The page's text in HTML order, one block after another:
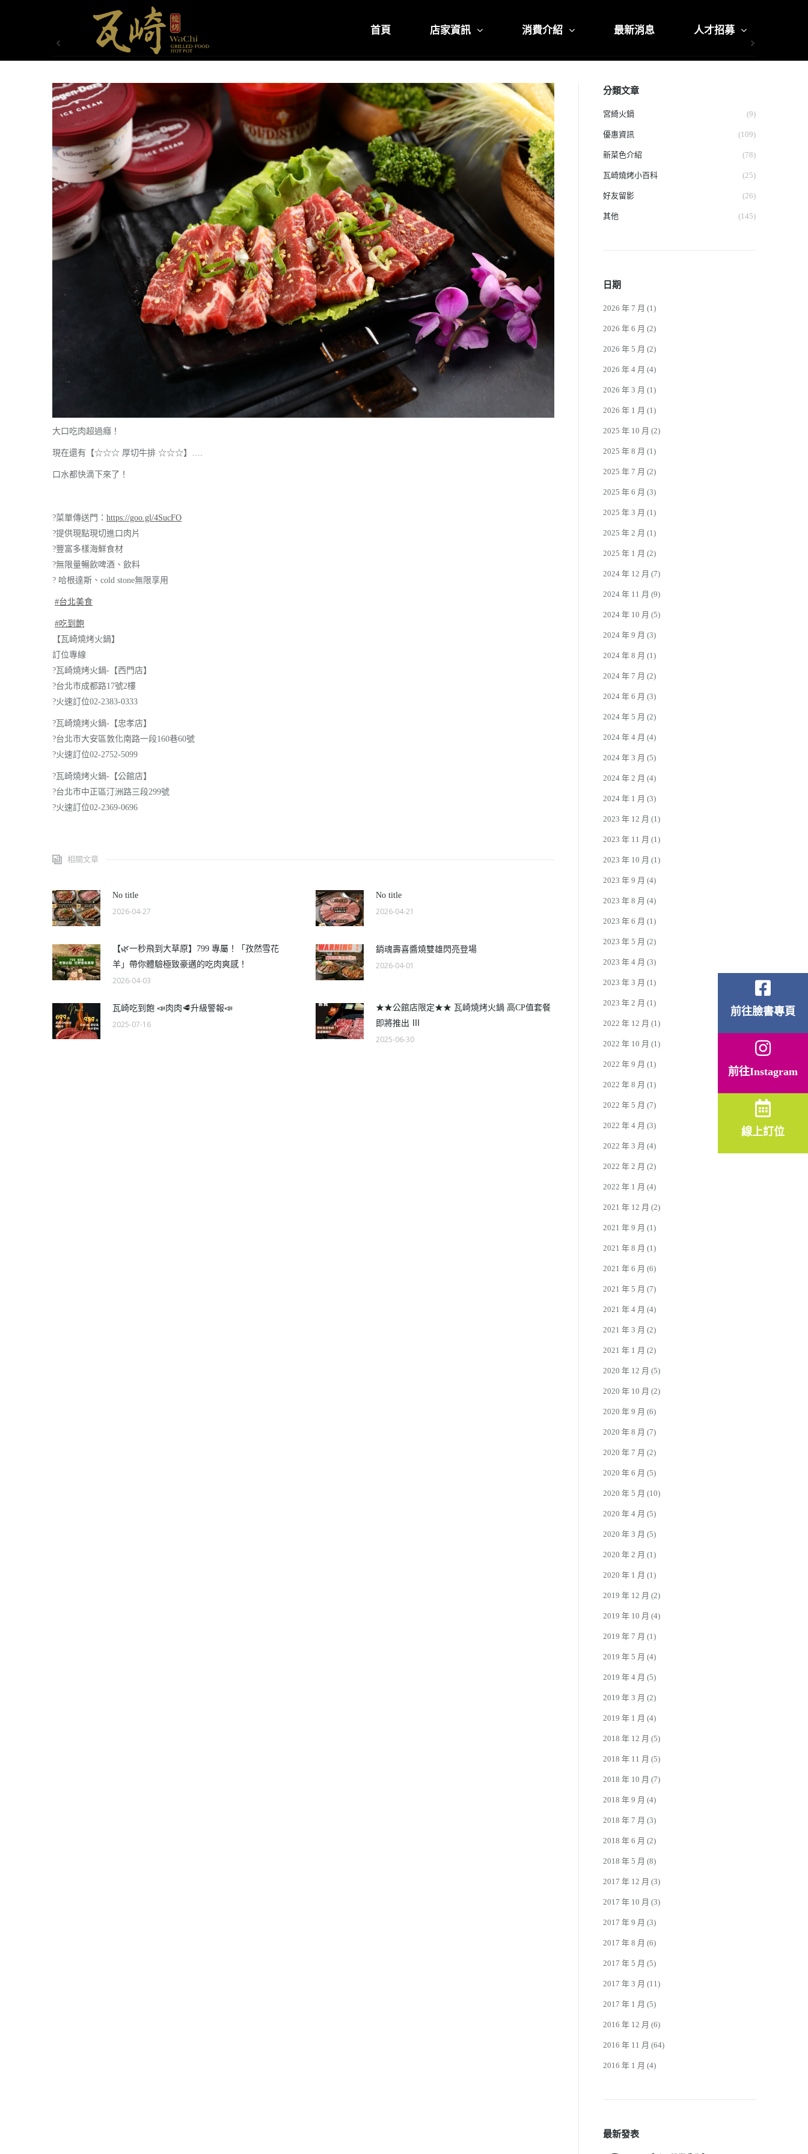
首頁 店家資訊 消費介紹 最新消息 人才招募
大口吃肉超過癮！
現在還有【☆☆☆ 厚切牛排 ☆☆☆】….
口水都快滴下來了！
?菜單傳送門： https://goo.gl/4SucFO
?提供現點現切進口肉片
?豐富多樣海鮮食材
?無限量暢飲啤酒、飲料
? 哈根達斯、cold stone無限享用
#台北美食
#吃到飽
【瓦崎燒烤火鍋】
訂位專線
?瓦崎燒烤火鍋-【西門店】
?台北市成都路17號2樓
?火速訂位02-2383-0333
?瓦崎燒烤火鍋-【忠孝店】
?台北市大安區敦化南路一段160巷60號
?火速訂位02-2752-5099
?瓦崎燒烤火鍋-【公館店】
?台北市中正區汀洲路三段299號
?火速訂位02-2369-0696
相關文章
No title
2026-04-27
No title
2026-04-21
【🌿一秒飛到大草原】799 專屬！「孜然雪花
羊」帶你體驗極致豪邁的吃肉爽感！
2026-04-03
銷魂壽喜醬燒雙雄閃亮登場
2026-04-01
瓦崎吃到飽 📣肉肉🥩升級警報📣
2025-07-16
★★公館店限定★★ 瓦崎燒烤火鍋 高CP值套餐
即將推出 Ⅲ
2025-06-30
分類文章
宮綺火鍋 (9)
優惠資訊 (109)
新菜色介紹 (78)
瓦崎燒烤小百科 (25)
好友留影 (26)
其他 (145)
日期
2026 年 7 月 (1)
2026 年 6 月 (2)
2026 年 5 月 (2)
2026 年 4 月 (4)
2026 年 3 月 (1)
2026 年 1 月 (1)
2025 年 10 月 (2)
2025 年 8 月 (1)
2025 年 7 月 (2)
2025 年 6 月 (3)
2025 年 3 月 (1)
2025 年 2 月 (1)
2025 年 1 月 (2)
2024 年 12 月 (7)
2024 年 11 月 (9)
2024 年 10 月 (5)
2024 年 9 月 (3)
2024 年 8 月 (1)
2024 年 7 月 (2)
2024 年 6 月 (3)
2024 年 5 月 (2)
2024 年 4 月 (4)
2024 年 3 月 (5)
2024 年 2 月 (4)
2024 年 1 月 (3)
2023 年 12 月 (1)
2023 年 11 月 (1)
2023 年 10 月 (1)
2023 年 9 月 (4)
2023 年 8 月 (4)
2023 年 6 月 (1)
2023 年 5 月 (2)
2023 年 4 月 (3)
2023 年 3 月 (1)
2023 年 2 月 (1)
2022 年 12 月 (1)
2022 年 10 月 (1)
2022 年 9 月 (1)
2022 年 8 月 (1)
2022 年 5 月 (7)
2022 年 4 月 (3)
2022 年 3 月 (4)
2022 年 2 月 (2)
2022 年 1 月 (4)
2021 年 12 月 (2)
2021 年 9 月 (1)
2021 年 8 月 (1)
2021 年 6 月 (6)
2021 年 5 月 (7)
2021 年 4 月 (4)
2021 年 3 月 (2)
2021 年 1 月 (2)
2020 年 12 月 (5)
2020 年 10 月 (2)
2020 年 9 月 (6)
2020 年 8 月 (7)
2020 年 7 月 (2)
2020 年 6 月 (5)
2020 年 5 月 (10)
2020 年 4 月 (5)
2020 年 3 月 (5)
2020 年 2 月 (1)
2020 年 1 月 (1)
2019 年 12 月 (2)
2019 年 10 月 (4)
2019 年 7 月 (1)
2019 年 5 月 (4)
2019 年 4 月 (5)
2019 年 3 月 (2)
2019 年 1 月 (4)
2018 年 12 月 (5)
2018 年 11 月 (5)
2018 年 10 月 (7)
2018 年 9 月 (4)
2018 年 7 月 (3)
2018 年 6 月 (2)
2018 年 5 月 (8)
2017 年 12 月 (3)
2017 年 10 月 (3)
2017 年 9 月 (3)
2017 年 8 月 (6)
2017 年 5 月 (5)
2017 年 3 月 (11)
2017 年 1 月 (5)
2016 年 12 月 (6)
2016 年 11 月 (64)
2016 年 1 月 (4)
最新發表
前往臉書專頁
前往Instagram
線上訂位